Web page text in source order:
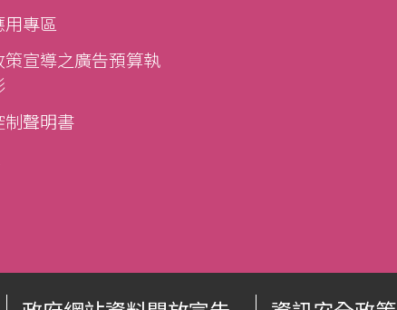
用專區
策宣導之廣告預算執
制聲明書